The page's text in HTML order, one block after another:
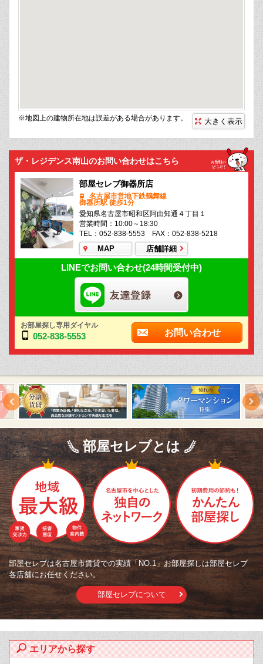
※地図上の建物所在地は誤差がある場合があります。 大きく表示
ザ・レジデンス南山のお問い合わせはこちら
部屋セレブ御器所店
名古屋市営地下鉄鶴舞線
御器所駅 徒歩1分
愛知県名古屋市昭和区阿由知通４丁目１
営業時間：10:00～18:30
TEL：052-838-5553 FAX：052-838-5218
MAP 店舗詳細
LINEでお問い合わせ(24時間受付中)
お部屋探し専用ダイヤル
052-838-5553 お問い合わせ
部屋セレブとは
部屋セレブは名古屋市賃貸での実績「NO.1」お部屋探しは部屋セレブ
各店舗にお任せください。
部屋セレブについて
エリアから探す